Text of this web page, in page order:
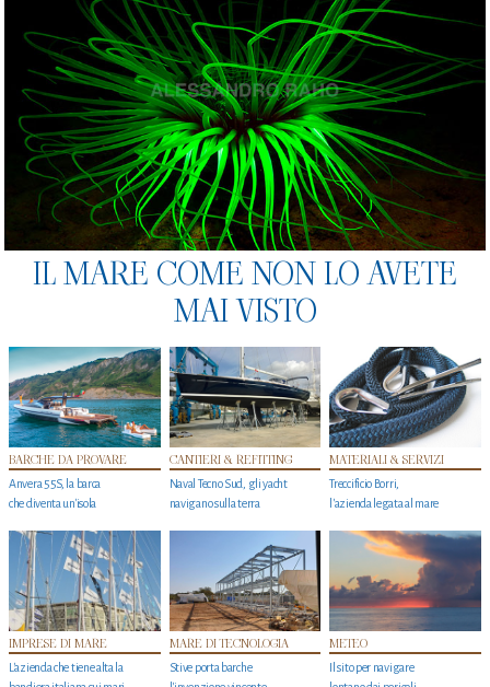
IL MARE COME NON LO AVETE
MAI VISTO
BARCHE DA PROVARE
Anvera 55S, la barca
che diventa un'isola
CANTIERI & REFITTING
Naval Tecno Sud, gli yacht
navigano sulla terra
MATERIALI & SERVIZI
Treccificio Borri,
l'azienda legata al mare
IMPRESE DI MARE
L'azienda che tiene alta la
MARE DI TECNOLOGIA
Stive porta barche
METEO
Il sito per navigare